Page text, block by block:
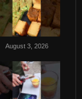
August 3, 2026